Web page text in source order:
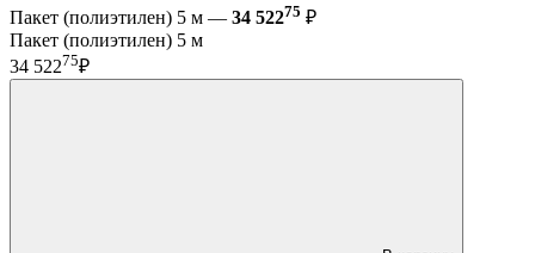
Пакет (полиэтилен) 5 м — 34 52275 ₽
Пакет (полиэтилен) 5 м
34 52275₽